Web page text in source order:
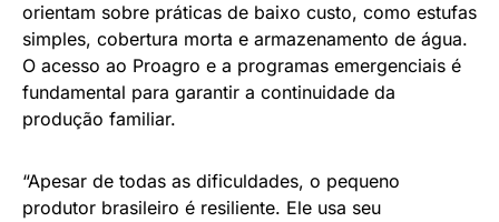
orientam sobre práticas de baixo custo, como estufas
simples, cobertura morta e armazenamento de água.
O acesso ao Proagro e a programas emergenciais é
fundamental para garantir a continuidade da
produção familiar.
“Apesar de todas as dificuldades, o pequeno
produtor brasileiro é resiliente. Ele usa seu